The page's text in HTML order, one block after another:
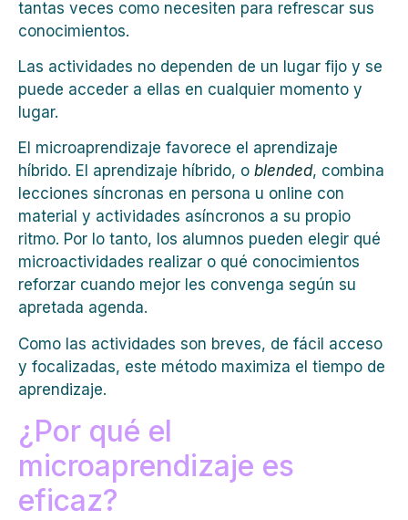
tantas veces como necesiten para refrescar sus
conocimientos.
Las actividades no dependen de un lugar fijo y se
puede acceder a ellas en cualquier momento y
lugar.
El microaprendizaje favorece el aprendizaje
híbrido. El aprendizaje híbrido, o blended, combina
lecciones síncronas en persona u online con
material y actividades asíncronos a su propio
ritmo. Por lo tanto, los alumnos pueden elegir qué
microactividades realizar o qué conocimientos
reforzar cuando mejor les convenga según su
apretada agenda.
Como las actividades son breves, de fácil acceso
y focalizadas, este método maximiza el tiempo de
aprendizaje.
¿Por qué el
microaprendizaje es
eficaz?